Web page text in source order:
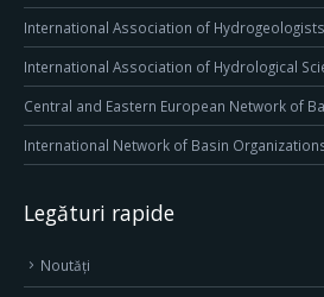
International Association of Hydrogeologists
International Association of Hydrological
Central and Eastern European Network of
International Network of Basin
Legături rapide
Noutăți